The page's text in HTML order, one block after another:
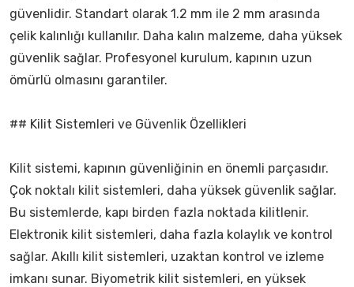
güvenlidir. Standart olarak 1.2 mm ile 2 mm arasında
çelik kalınlığı kullanılır. Daha kalın malzeme, daha yüksek
güvenlik sağlar. Profesyonel kurulum, kapının uzun
ömürlü olmasını garantiler.
## Kilit Sistemleri ve Güvenlik Özellikleri
Kilit sistemi, kapının güvenliğinin en önemli parçasıdır.
Çok noktalı kilit sistemleri, daha yüksek güvenlik sağlar.
Bu sistemlerde, kapı birden fazla noktada kilitlenir.
Elektronik kilit sistemleri, daha fazla kolaylık ve kontrol
sağlar. Akıllı kilit sistemleri, uzaktan kontrol ve izleme
imkanı sunar. Biyometrik kilit sistemleri, en yüksek